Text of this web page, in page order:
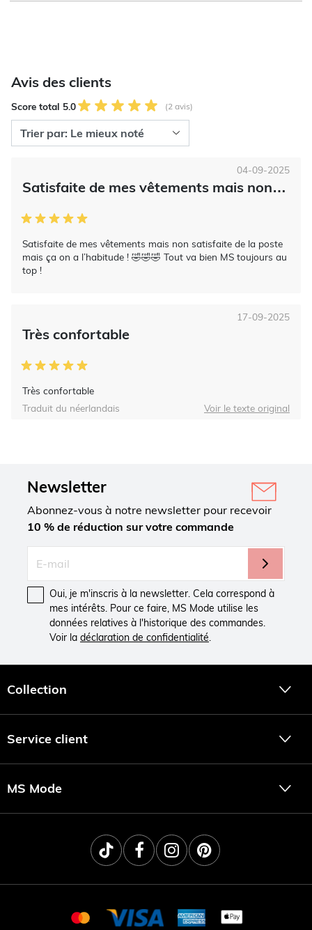
Avis des clients
Score total 5.0 (2 avis)
Satisfaite de mes vêtements mais non…
Satisfaite de mes vêtements mais non satisfaite de la poste
mais ça on a l’habitude ! 🤣🤣🤣 Tout va bien MS toujours au
top !
04-09-2025
Très confortable
Très confortable
17-09-2025
Traduit du néerlandais Voir le texte original
Newsletter
Abonnez-vous à notre newsletter pour recevoir
10 % de réduction sur votre commande
Oui, je m'inscris à la newsletter. Cela correspond à
mes intérêts. Pour ce faire, MS Mode utilise les
données relatives à l'historique des commandes.
Voir la déclaration de confidentialité.
Collection
Service client
MS Mode